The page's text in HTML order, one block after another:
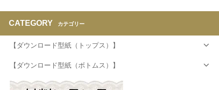
CATEGORY カテゴリー
【ダウンロード型紙（トップス）】
【ダウンロード型紙（ボトムス）】